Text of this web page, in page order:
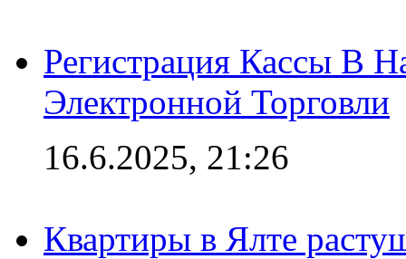
Регистрация Кассы В
Электронной Торговли
16.6.2025, 21:26
Квартиры в Ялте